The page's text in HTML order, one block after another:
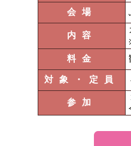
会場
内容
料金
対象・定員
参加